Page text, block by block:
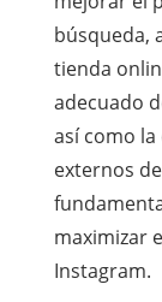
búsqueda,
tienda
adecuado
así como
externos
maximizar
Instagram.